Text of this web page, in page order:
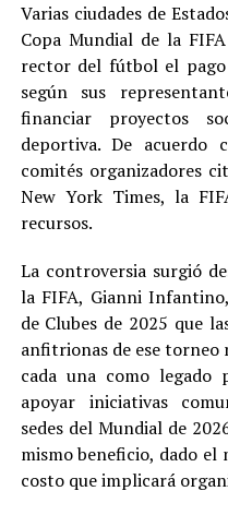
Varias ciudades de
Copa Mundial de la
rector del fútbol el
según sus
financiar proyectos
deportiva. De acuerdo
comités organizadores
New York Times, la
recursos.
La controversia surgió
la FIFA, Gianni
de Clubes de 2025 que
anfitrionas de ese
cada una como legado
apoyar iniciativas
sedes del Mundial de
mismo beneficio, dado
costo que implicará